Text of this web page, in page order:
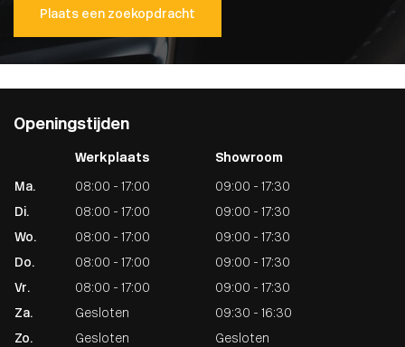
Plaats een zoekopdracht
Openingstijden
Werkplaats Showroom
Ma. 08:00 - 17:00
09:00 - 17:30
Di.
08:00 - 17:00
09:00 - 17:30
Wo.
08:00 - 17:00
09:00 - 17:30
Do.
08:00 - 17:00
09:00 - 17:30
Vr.
08:00 - 17:00
09:00 - 17:30
Za.
Gesloten
09:30 - 16:30
Zo.
Gesloten Gesloten